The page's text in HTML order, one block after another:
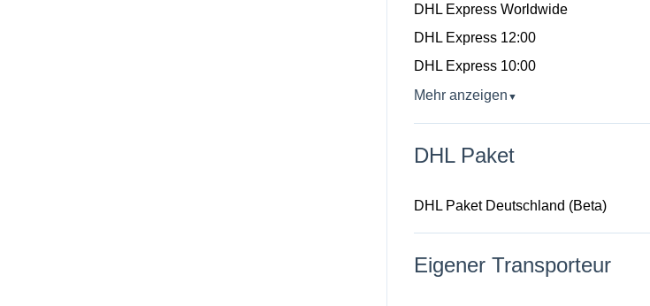
DHL Express Worldwide
DHL Express 12:00
DHL Express 10:00
Mehr anzeigen ▼
DHL Paket
DHL Paket Deutschland (Beta)
Eigener Transporteur